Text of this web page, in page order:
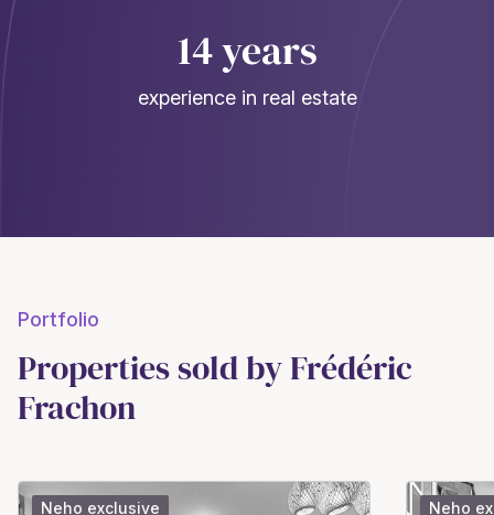
14 years
experience in real estate
Portfolio
Properties sold by Frédéric
Frachon
Neho exclusive
Neho